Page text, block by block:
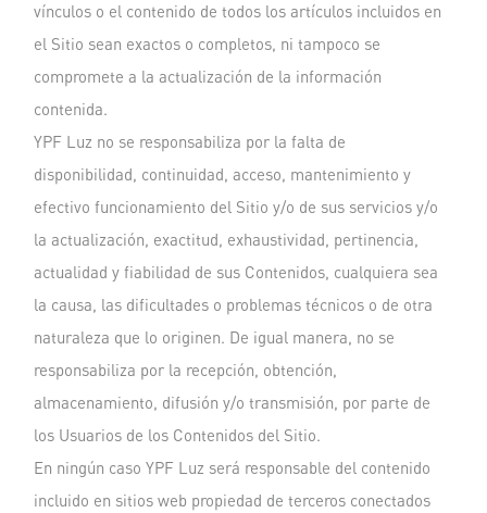
vínculos o el contenido de todos los artículos incluidos en
el Sitio sean exactos o completos, ni tampoco se
compromete a la actualización de la información
contenida.
YPF Luz no se responsabiliza por la falta de
disponibilidad, continuidad, acceso, mantenimiento y
efectivo funcionamiento del Sitio y/o de sus servicios y/o
la actualización, exactitud, exhaustividad, pertinencia,
actualidad y fiabilidad de sus Contenidos, cualquiera sea
la causa, las dificultades o problemas técnicos o de otra
naturaleza que lo originen. De igual manera, no se
responsabiliza por la recepción, obtención,
almacenamiento, difusión y/o transmisión, por parte de
los Usuarios de los Contenidos del Sitio.
En ningún caso YPF Luz será responsable del contenido
incluido en sitios web propiedad de terceros conectados